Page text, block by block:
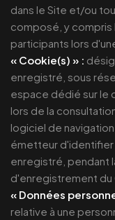
dans le Site et/ou
composé, y compris
participants lors
« Cookie(s) » :
enregistré, sous
espace dédié sur le
lors de la
logiciel de
émetteur d'identifier
enregistré, pendant
d'enregistrement du
« Données
relative à une